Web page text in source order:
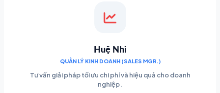
Huệ Nhi
QUẢN LÝ KINH DOANH (SALES MGR.)
Tư vấn giải pháp tối ưu chi phí và hiệu quả cho doanh
nghiệp.